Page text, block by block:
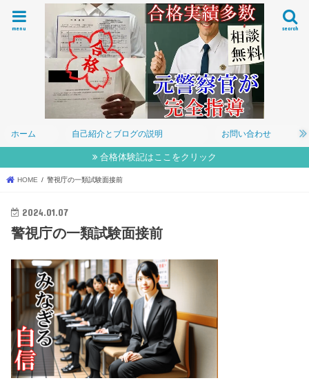
search
menu
ホーム 自己紹介とブログの説明 お問い合わせ
合格体験記はここをクリック
HOME 警視庁の一類試験面接前
2024.01.07
警視庁の一類試験面接前